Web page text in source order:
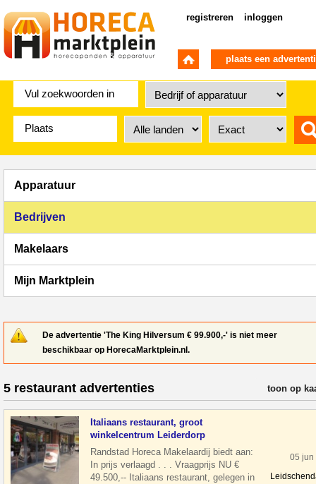
registreren inloggen
plaats een
Apparatuur
Bedrijven
Makelaars
Mijn Marktplein
De advertentie 'The King Hilversum € 99.900,-' is niet meer
beschikbaar op HorecaMarktplein.nl.
5 restaurant advertenties verfijn
toon op
Italiaans restaurant, groot
winkelcentrum Leiderdorp
Randstad Horeca Makelaardij biedt aan:
In prijs verlaagd . . . Vraagprijs NU €
49.500,-- Italiaans restaurant, gelegen in
05 jun